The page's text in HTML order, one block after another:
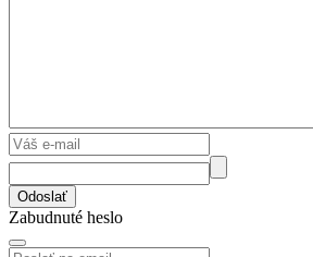
Odoslať
Zabudnuté heslo